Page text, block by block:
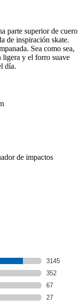
parte superior de cuero
de inspiración skate.
Sea como sea,
ligera y el forro suave
día.
de impactos